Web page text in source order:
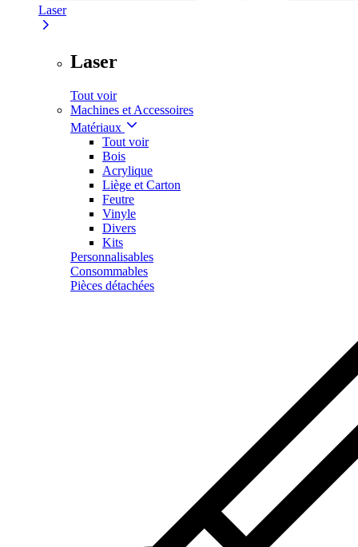
Laser
Laser
Tout voir
Machines et Accessoires
Matériaux
Tout voir
Bois
Acrylique
Liège et Carton
Feutre
Vinyle
Divers
Kits
Personnalisables
Consommables
Pièces détachées